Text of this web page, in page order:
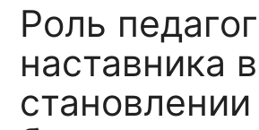
Роль
наставника в
становлении